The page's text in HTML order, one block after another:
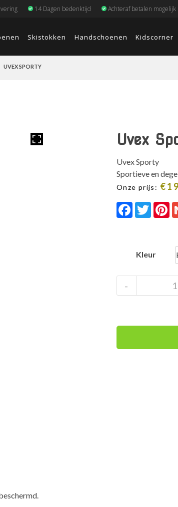
14 Dagen bedenktijd Achteraf betalen mogelijk
Skistokken Handschoenen Kidscorner
UVEX SPORTY
Uvex
Uvex Sporty
Sportieve en
Onze prijs: €
Facebook
Twitter
Kleur
Sporty
-